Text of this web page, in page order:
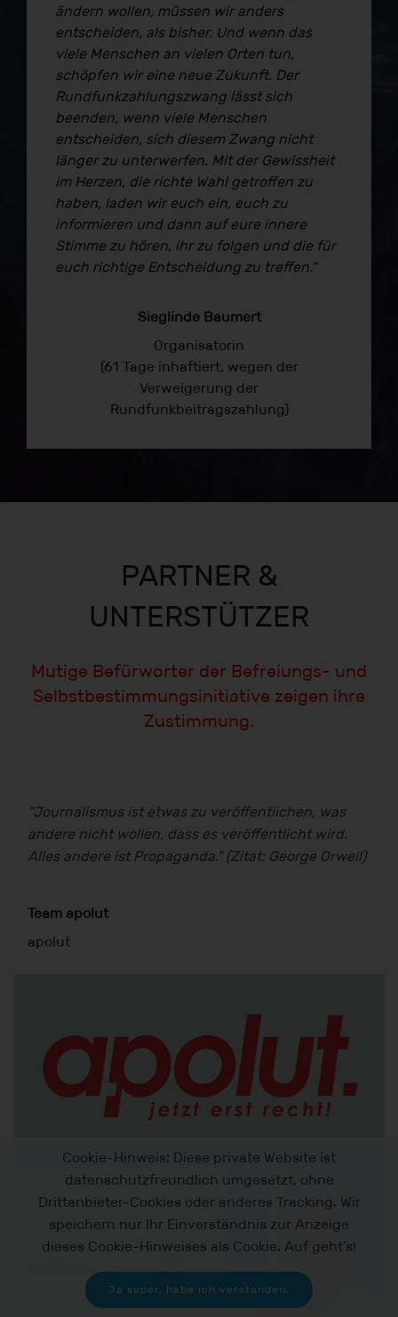
ändern wollen, müssen wir anders
entscheiden, als bisher. Und wenn das
viele Menschen an vielen Orten tun,
schöpfen wir eine neue Zukunft. Der
Rundfunkzahlungszwang lässt sich
beenden, wenn viele Menschen
entscheiden, sich diesem Zwang nicht
länger zu unterwerfen. Mit der Gewissheit
im Herzen, die richte Wahl getroffen zu
haben, laden wir euch ein, euch zu
informieren und dann auf eure innere
Stimme zu hören, ihr zu folgen und die für
euch richtige Entscheidung zu treffen.“
Sieglinde Baumert
Organisatorin
(61 Tage inhaftiert, wegen der
Verweigerung der
Rundfunkbeitragszahlung)
PARTNER &
UNTERSTÜTZER
Mutige Befürworter der Befreiungs- und
Selbstbestimmungsinitiative zeigen ihre
Zustimmung.
"Journalismus ist etwas zu veröffentlichen, was
andere nicht wollen, dass es veröffentlicht wird.
Alles andere ist Propaganda." (Zitat: George Orwell)
Team apolut
apolut
Cookie-Hinweis: Diese private Website ist
datenschutzfreundlich umgesetzt, ohne
Drittanbieter-Cookies oder anderes Tracking. Wir
speichern nur Ihr Einverständnis zur Anzeige
dieses Cookie-Hinweises als Cookie. Auf geht's!
Ja super, habe ich verstanden.